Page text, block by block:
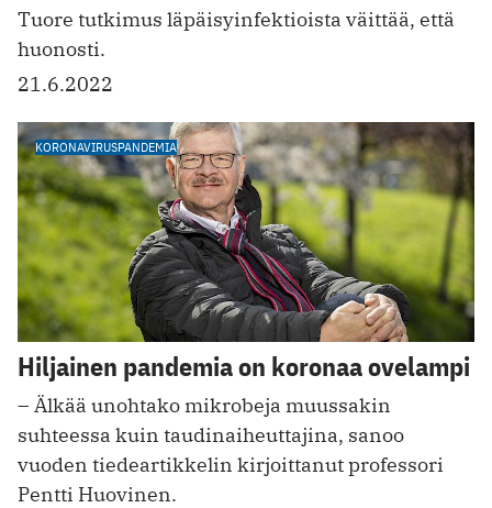
Tuore tutkimus läpäisyinfektioista väittää, että
huonosti.
21.6.2022
KORONAVIRUSPANDEMIA
Hiljainen pandemia on koronaa ovelampi
– Älkää unohtako mikrobeja muussakin
suhteessa kuin taudinaiheuttajina, sanoo
vuoden tiedeartikkelin kirjoittanut professori
Pentti Huovinen.